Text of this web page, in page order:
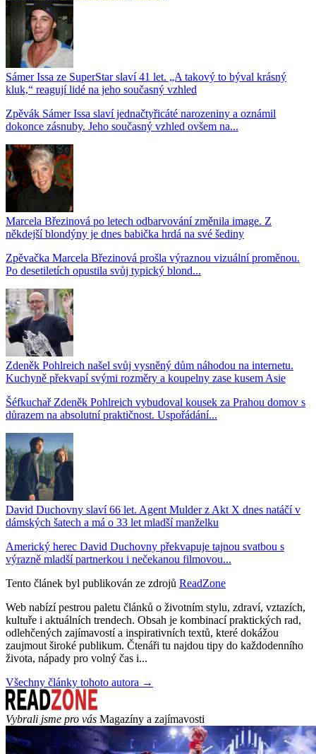
Sámer Issa ze SuperStar slaví 41 let. „A takový to býval krásný
kluk,“ reagují lidé na jeho současný vzhled
Zpěvák Sámer Issa slaví jednačtyřicáté narozeniny a oznámil
dokonce zásnuby. Jeho současný vzhled ovšem na...
Marcela Březinová po letech odbarvování změnila image. Z
někdejší blondýny je dnes babička hrdá na své šediny
Zpěvačka Marcela Březinová prošla výraznou vizuální proměnou.
Po desetiletích opustila svůj typický blond...
Zdeněk Pohlreich našel svůj vysněný dům náhodou na internetu.
Kuchyně překvapí svými rozměry a koupelny zase kusem Asie
Šéfkuchař Zdeněk Pohlreich vybudoval kousek za Prahou domov s
důrazem na absolutní praktičnost. Uspořádání...
David Duchovny slaví 66 let. Agent Mulder z Akt X dnes natáčí v
dámských šatech a má o 33 let mladší manželku
Americký herec David Duchovny překvapuje tajnou svatbou s
výrazně mladší partnerkou i nečekanou filmovou...
Tento článek byl publikován ze zdrojů ReadZone
Web nabízí pestrou paletu článků o životním stylu, zdraví, vztazích,
kultuře i aktuálních trendech. Obsah je kombinací praktických rad,
odlehčených zajímavostí a inspirativních textů, které dokážou
zaujmout široké publikum. Čtenáři tu najdou tipy do každodenního
života, nápady pro volný čas i...
Všechny články tohoto autora →
Vybrali jsme pro vás Magazíny a zajímavosti